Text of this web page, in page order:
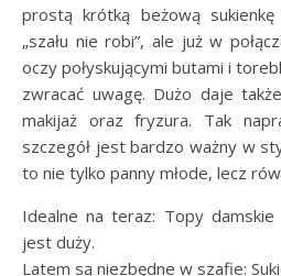
prostą krótką beżową
„szału nie robi”, ale już w
oczy połyskującymi butami i
zwracać uwagę. Dużo daje
makijaż oraz fryzura. Tak
szczegół jest bardzo ważny w
to nie tylko panny młode, lecz
Idealne na teraz: Topy
jest duży.
Latem są niezbędne w szafie: